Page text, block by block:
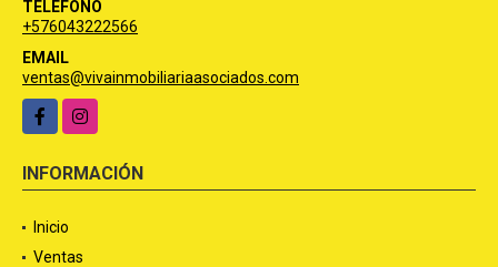
TELÉFONO
+576043222566
EMAIL
ventas@vivainmobiliariaasociados.com
FacebookInstagram
INFORMACIÓN
Inicio
Ventas